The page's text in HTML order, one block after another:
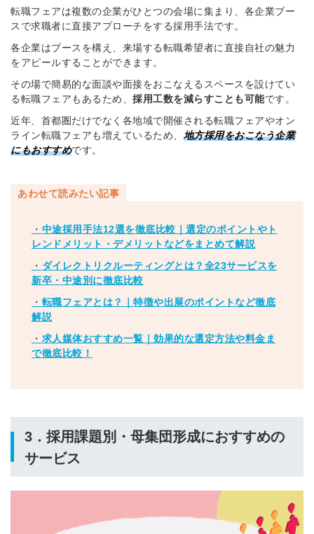
転職フェアは複数の企業がひとつの会場に集まり、各企業ブー
スで求職者に直接アプローチをする採用手法です。
各企業はブースを構え、来場する転職希望者に直接自社の魅力
をアピールすることができます。
その場で簡易的な面談や面接をおこなえるスペースを設けてい
る転職フェアもあるため、 採用工数を減らすことも可能です。
近年、首都圏だけでなく各地域で開催される転職フェアやオン
ライン転職フェアも増えているため、 地方採用をおこなう企業
にもおすすめです。
あわせて読みたい記事
・ 中途採用手法12選を徹底比較｜選定のポイントやト
レンドメリット・デメリットなどをまとめて解説
・ ダイレクトリクルーティングとは？全23サービスを
新卒・中途別に徹底比較
・ 転職フェアとは？｜特徴や出展のポイントなど徹底
解説
・ 求人媒体おすすめ一覧｜効果的な選定方法や料金ま
で徹底比較！
3．採用課題別・母集団形成におすすめの
サービス